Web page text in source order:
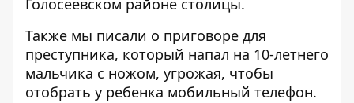
Голосеевском районе столицы.
Также мы писали о приговоре для
преступника, который напал на 10-летнего
мальчика с ножом, угрожая, чтобы
отобрать у ребенка мобильный телефон.